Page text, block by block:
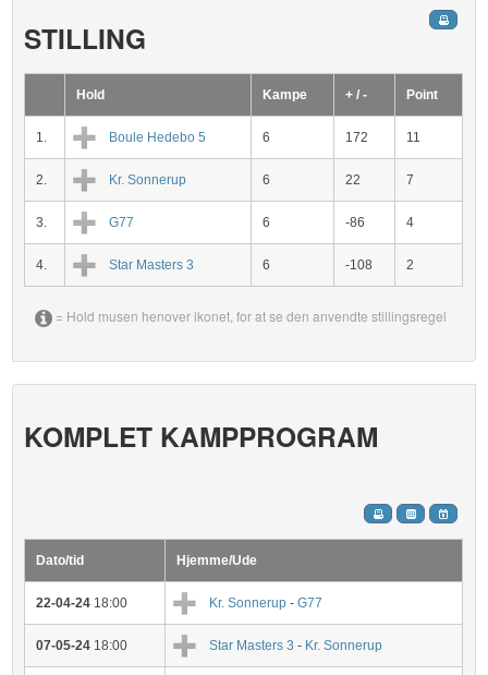
STILLING
Hold Kampe + / - Point
1. Boule Hedebo 5 6 172 11
2. Kr. Sonnerup 6 22 7
3. G77 6 -86 4
4. Star Masters 3 6 -108 2
= Hold musen henover ikonet, for at se den anvendte stillingsregel
KOMPLET KAMPPROGRAM
Dato/tid Hjemme/Ude
22-04-24 18:00 Kr. Sonnerup-G77
07-05-24 18:00 Star Masters 3- Kr. Sonnerup